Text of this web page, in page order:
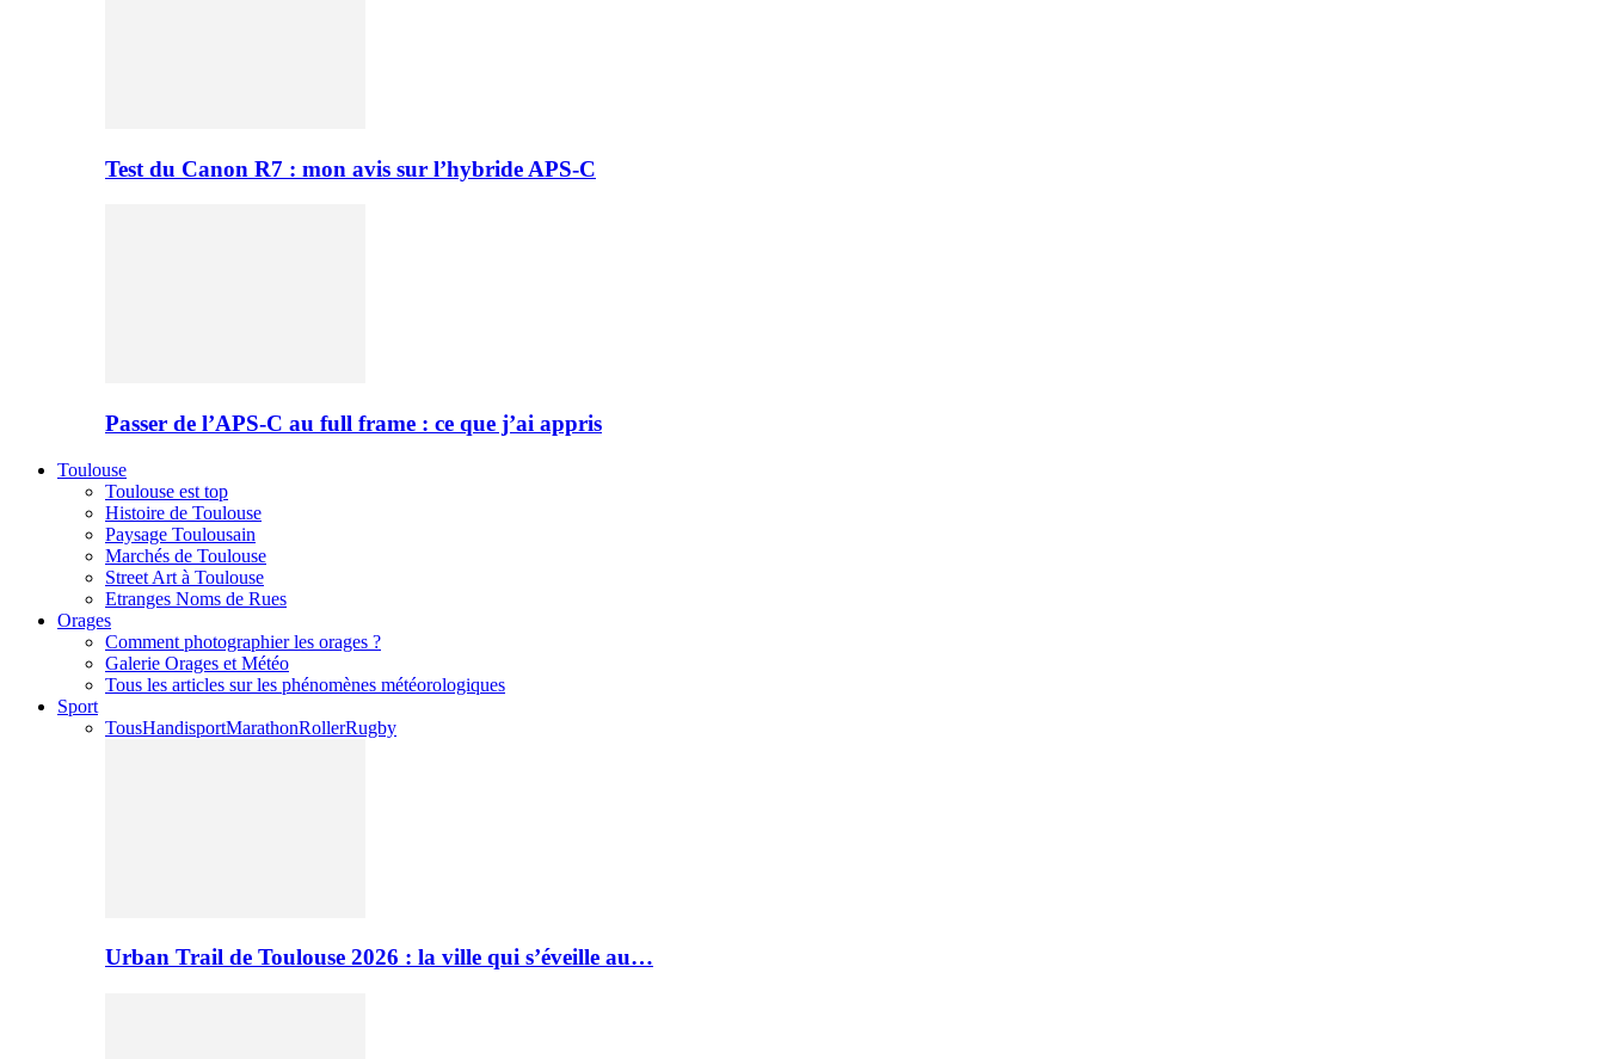
Test du Canon R7 : mon avis sur l’hybride APS-C
Passer de l’APS-C au full frame : ce que j’ai appris
Toulouse
Toulouse est top
Histoire de Toulouse
Paysage Toulousain
Marchés de Toulouse
Street Art à Toulouse
Etranges Noms de Rues
Orages
Comment photographier les orages ?
Galerie Orages et Météo
Tous les articles sur les phénomènes météorologiques
Sport
TousHandisportMarathonRollerRugby
Urban Trail de Toulouse 2026 : la ville qui s’éveille au…